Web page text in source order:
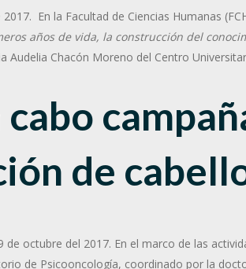
En la Facultad de Ciencias Humanas
años de vida, la construcción del
Audelia Chacón Moreno del Centro
de
de octubre del 2017. En el marco de las
de Psicooncología, coordinado por la